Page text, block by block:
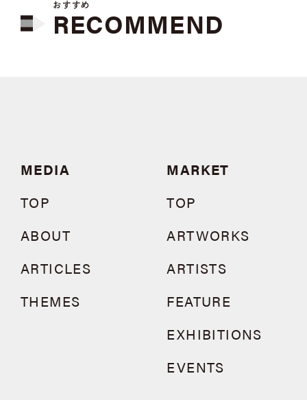
おすすめ
RECOMMEND
MEDIA
TOP
ABOUT
ARTICLES
THEMES
MARKET
TOP
ARTWORKS
ARTISTS
FEATURE
EXHIBITIONS
EVENTS